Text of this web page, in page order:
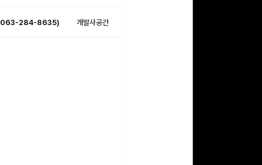
(063-284-8635) 개발사공간